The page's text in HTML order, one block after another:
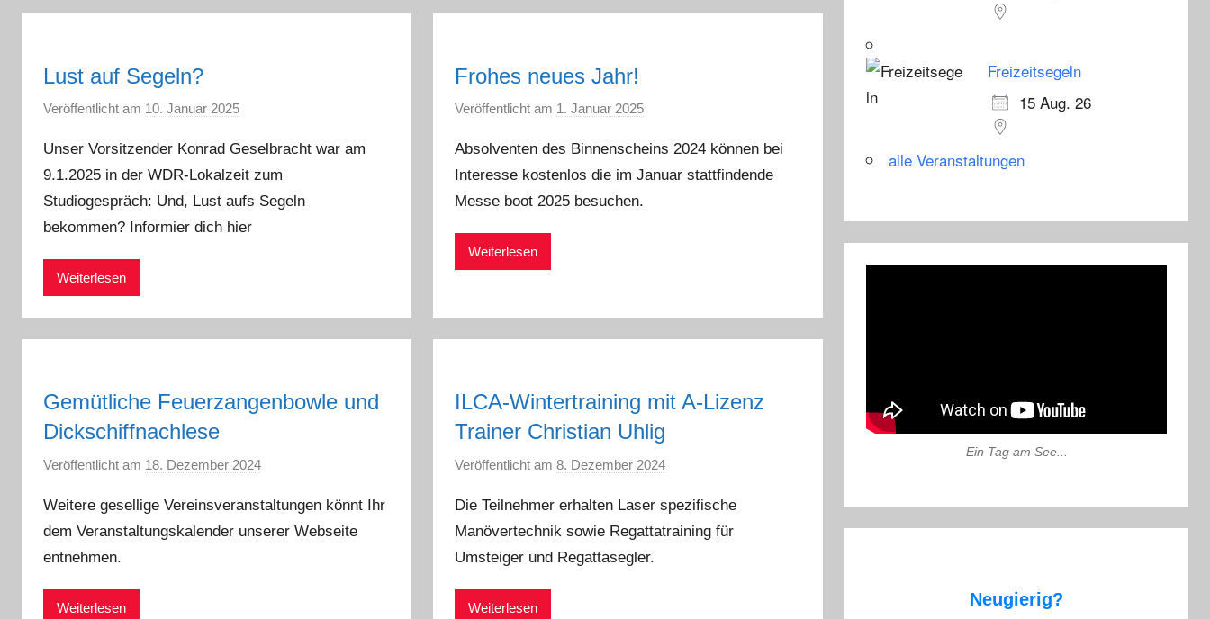
Lust auf Segeln?
Veröffentlicht am 10. Januar 2025
n
a
d
m
Unser Vorsitzender Konrad Geselbracht war am
9.1.2025 in der WDR-Lokalzeit zum
Studiogespräch: Und, Lust aufs Segeln
bekommen? Informier dich hier
Weiterlesen
Frohes neues Jahr!
Veröffentlicht am 1. Januar 2025
n
a
Absolventen des Binnenscheins 2024 können bei
Interesse kostenlos die im Januar stattfindende
Messe boot 2025 besuchen.
Weiterlesen
Gemütliche Feuerzangenbowle und
Dickschiffnachlese
Veröffentlicht am 18. Dezember 2024
n
a
Weitere gesellige Vereinsveranstaltungen könnt Ihr
dem Veranstaltungskalender unserer Webseite
entnehmen.
Weiterlesen
ILCA-Wintertraining mit A-Lizenz
Trainer Christian Uhlig
Veröffentlicht am8. Dezember 2024
n
a
Die Teilnehmer erhalten Laser spezifische
Manövertechnik sowie Regattatraining für
Umsteiger und Regattasegler.
Weiterlesen
Freizeitsegeln
15 Aug. 26
alle Veranstaltungen
Ein Tag am See...
Neugierig?